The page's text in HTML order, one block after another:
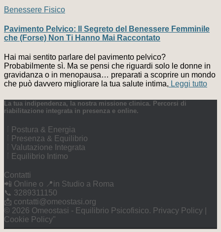
Benessere Fisico
Pavimento Pelvico: Il Segreto del Benessere Femminile
che (Forse) Non Ti Hanno Mai Raccontato
Hai mai sentito parlare del pavimento pelvico?
Probabilmente sì. Ma se pensi che riguardi solo le donne in
gravidanza o in menopausa… preparati a scoprire un mondo
che può davvero migliorare la tua salute intima, Leggi tutto
La tua indipendenza, la nostra missione clinica. Percorsi di
riabilitazione integrata in presenza e online.
Postura & Energia
Presenza & Equilibrio
Valutazione Integrata
Equilibrio Intimo
Contatti
📲 Online o 📍in Studio a Roma
📞 3289311150
📩 contatti@omeostasi.org
©️ 2026 Omeostasi - Equilibrio Psicofisico. Privacy Policy |
Cookie Policy"